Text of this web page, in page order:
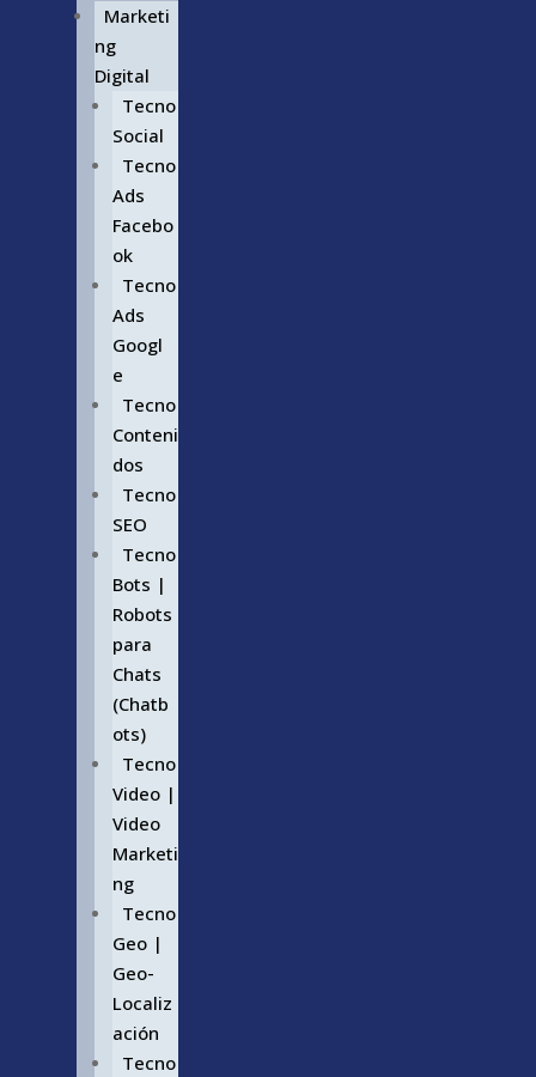
Marketi
ng
Digital
Tecno
Social
Tecno
Ads
Facebo
ok
Tecno
Ads
Googl
e
Tecno
Conteni
dos
Tecno
SEO
Tecno
Bots |
Robots
para
Chats
(Chatb
ots)
Tecno
Video |
Video
Marketi
ng
Tecno
Geo |
Geo-
Localiz
ación
Tecno